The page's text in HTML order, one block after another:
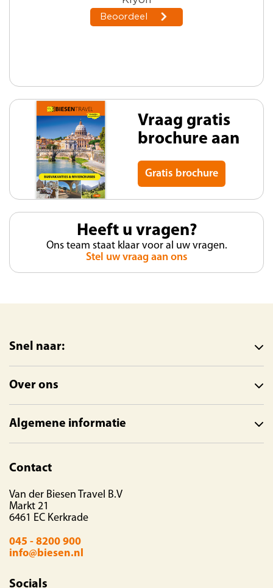
Vraag gratis
brochure aan
Gratis brochure
Heeft u vragen?
Ons team staat klaar voor al uw vragen.
Stel uw vraag aan ons
Snel naar:
Over ons
Algemene informatie
Contact
Van der Biesen Travel B.V
Markt 21
6461 EC Kerkrade
045 - 8200 900
info@biesen.nl
Socials